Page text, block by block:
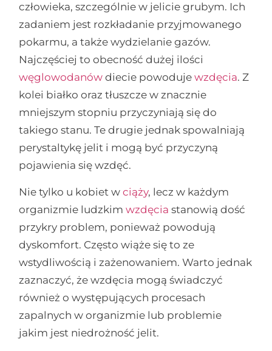
człowieka, szczególnie w jelicie grubym. Ich
zadaniem jest rozkładanie przyjmowanego
pokarmu, a także wydzielanie gazów.
Najczęściej to obecność dużej ilości
węglowodanów diecie powodujewzdęcia. Z
kolei białko oraz tłuszcze w znacznie
mniejszym stopniu przyczyniają się do
takiego stanu. Te drugie jednak spowalniają
perystaltykę jelit i mogą być przyczyną
pojawienia się wzdęć.
Nie tylko u kobiet wciąży, lecz w każdym
organizmie ludzkimwzdęcia stanowią dość
przykry problem, ponieważ powodują
dyskomfort. Często wiąże się to ze
wstydliwością i zażenowaniem. Warto jednak
zaznaczyć, że wzdęcia mogą świadczyć
również o występujących procesach
zapalnych w organizmie lub problemie
jakim jest niedrożność jelit.